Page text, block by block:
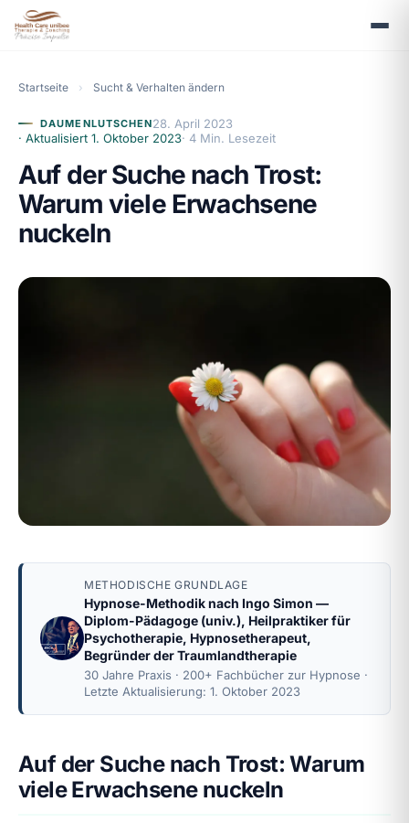
Startseite › Sucht & Verhalten ändern
DAUMENLUTSCHEN28. April 2023
· Aktualisiert 1. Oktober 2023· 4 Min. Lesezeit
Auf der Suche nach Trost:
Warum viele Erwachsene
nuckeln
METHODISCHE GRUNDLAGE
Hypnose-Methodik nach Ingo Simon —
Diplom-Pädagoge (univ.), Heilpraktiker für
Psychotherapie, Hypnosetherapeut,
Begründer der Traumlandtherapie
30 Jahre Praxis · 200+ Fachbücher zur Hypnose ·
Letzte Aktualisierung: 1. Oktober 2023
Auf der Suche nach Trost: Warum
viele Erwachsene nuckeln